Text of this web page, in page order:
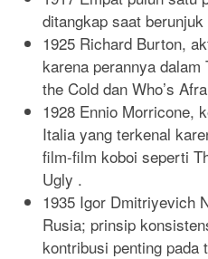
ditangkap saat
1925 Richard Burton,
karena perannya
the Cold dan Who’s
1928 Ennio Morricone,
Italia yang terkenal
film-film koboi seperti
Ugly .
1935 Igor Dmitriyevich
Rusia; prinsip
kontribusi penting pada